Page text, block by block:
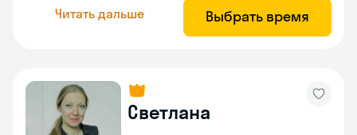
Читать дальше Выбрать время
Светлана